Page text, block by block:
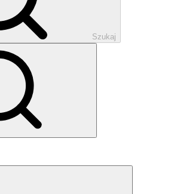
Szukaj